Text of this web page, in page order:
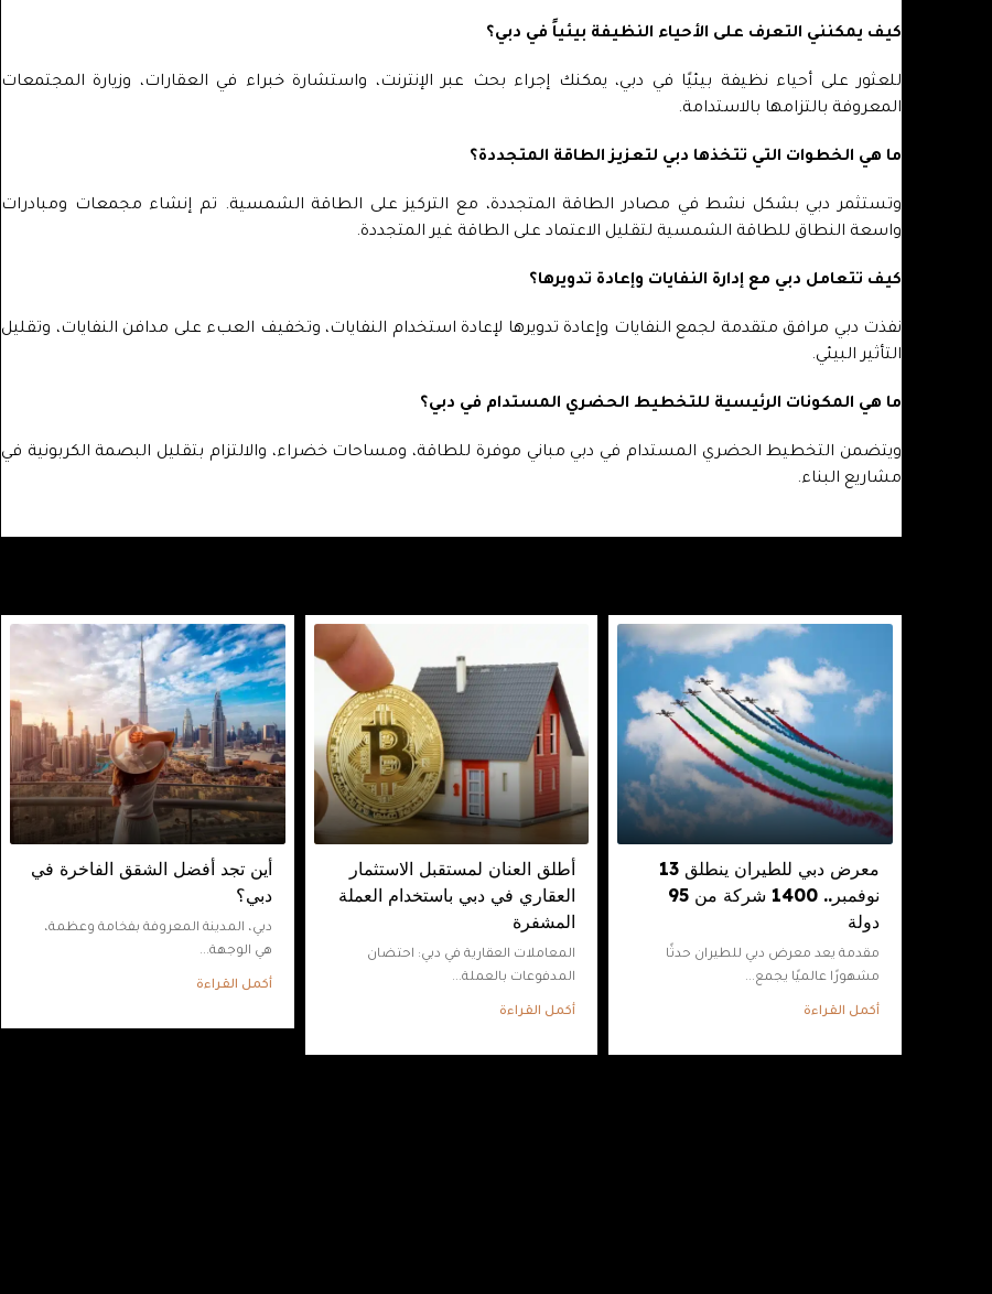
كيف يمكنني التعرف على الأحياء النظيفة بيئياً في دبي؟
للعثور على أحياء نظيفة بيئيًا في دبي، يمكنك إجراء بحث عبر الإنترنت، واستشارة خبراء في العقارات، وزيارة المجتمعات
المعروفة بالتزامها بالاستدامة.
ما هي الخطوات التي تتخذها دبي لتعزيز الطاقة المتجددة؟
وتستثمر دبي بشكل نشط في مصادر الطاقة المتجددة، مع التركيز على الطاقة الشمسية. تم إنشاء مجمعات ومبادرات
واسعة النطاق للطاقة الشمسية لتقليل الاعتماد على الطاقة غير المتجددة.
كيف تتعامل دبي مع إدارة النفايات وإعادة تدويرها؟
نفذت دبي مرافق متقدمة لجمع النفايات وإعادة تدويرها لإعادة استخدام النفايات، وتخفيف العبء على مدافن النفايات، وتقليل
التأثير البيئي.
ما هي المكونات الرئيسية للتخطيط الحضري المستدام في دبي؟
ويتضمن التخطيط الحضري المستدام في دبي مباني موفرة للطاقة، ومساحات خضراء، والالتزام بتقليل البصمة الكربونية في
مشاريع البناء.
معرض دبي للطيران ينطلق 13
نوفمبر.. 1400 شركة من 95
دولة
مقدمة يعد معرض دبي للطيران حدثًا
مشهورًا عالميًا يجمع...
أكمل القراءة
أطلق العنان لمستقبل الاستثمار
العقاري في دبي باستخدام العملة
المشفرة
المعاملات العقارية في دبي: احتضان
المدفوعات بالعملة...
أكمل القراءة
أين تجد أفضل الشقق الفاخرة في
دبي؟
دبي، المدينة المعروفة بفخامة وعظمة،
هي الوجهة...
أكمل القراءة